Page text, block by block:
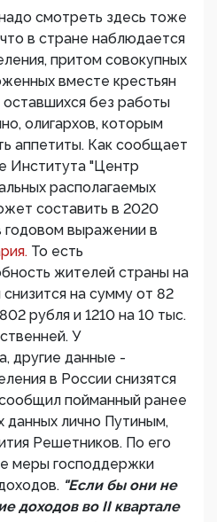
смотреть здесь тоже
в стране наблюдается
притом совокупных
вместе крестьян
оставшихся без работы
олигархов, которым
аппетиты. Как сообщает
Института "Центр
располагаемых
составить в 2020
годовом выражении в
То есть
жителей страны на
на сумму от 82
рубля и 1210 на 10 тыс.
У
другие данные -
в России снизятся
сообщил пойманный ранее
лично Путиным,
Решетников. По его
меры господдержки
"Если бы они не
доходов во II квартале